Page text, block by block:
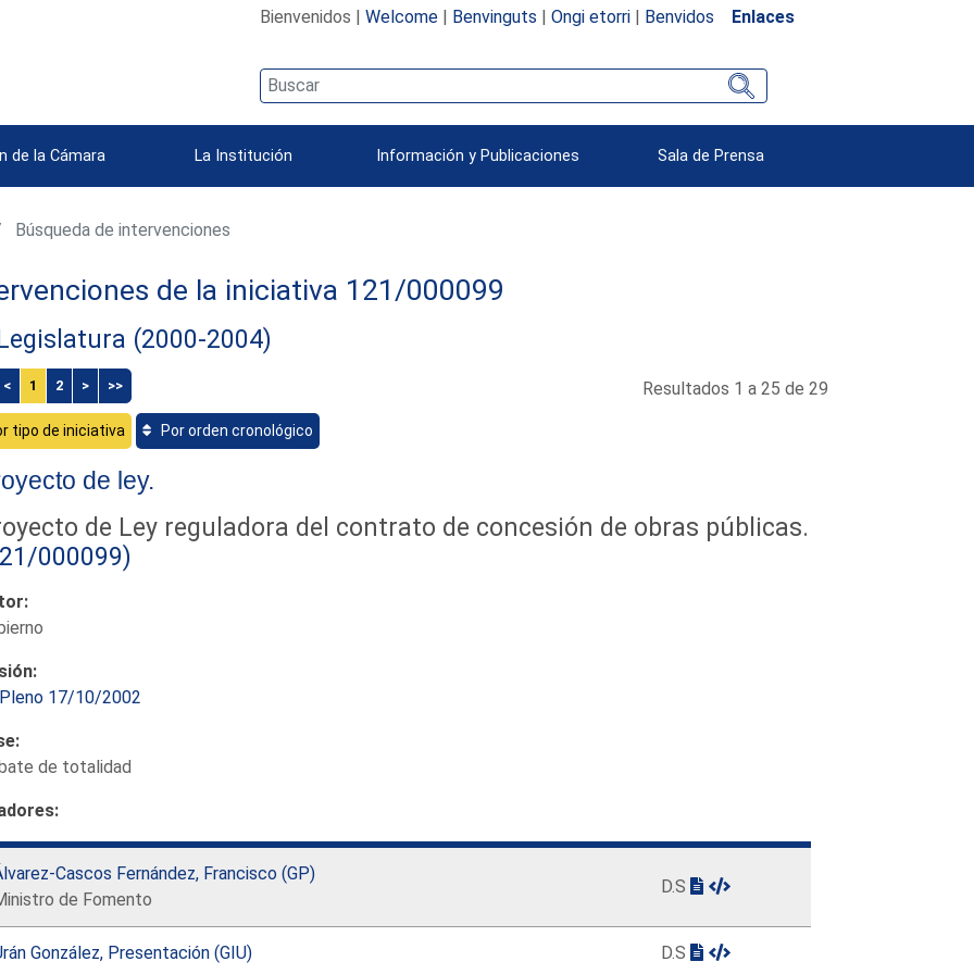
Bienvenidos | Welcome| Benvinguts | Ongi etorri| Benvidos Enlaces
de la Cámara La Institución Información y Publicaciones Sala de Prensa
Búsqueda de intervenciones
de la iniciativa 121/000099
(2000-2004)
< 1 2 > >>
tipo de iniciativa Por orden cronológico
Resultados 1 a 25 de 29
de ley.
de Ley reguladora del contrato de concesión de obras públicas.
000099)
17/10/2002
de totalidad
Cascos Fernández, Francisco (GP)
de Fomento
D.S
González, Presentación (GIU) D.S